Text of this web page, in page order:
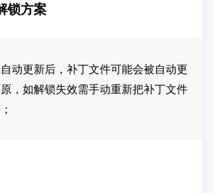
锁方案
动更新后，补丁文件可能会被自动更
，如解锁失效需手动重新把补丁文件